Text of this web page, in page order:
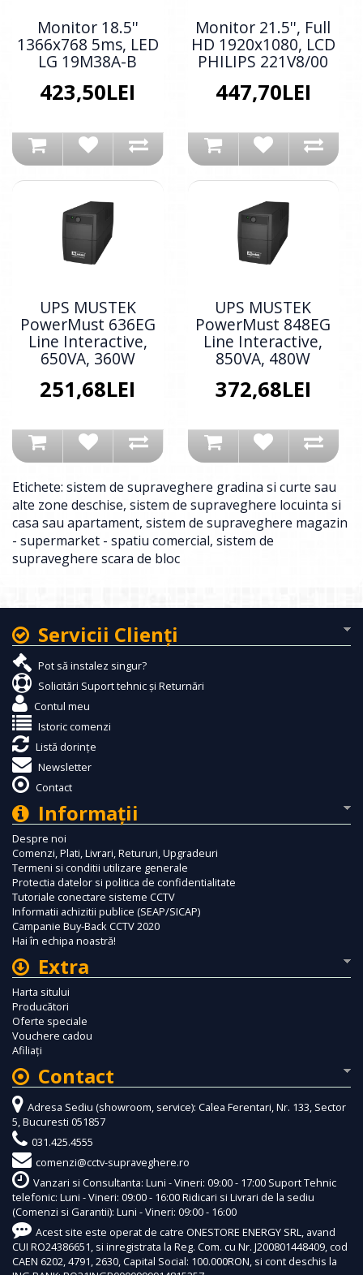
Monitor 18.5''
1366x768 5ms, LED
LG 19M38A-B
423,50LEI
Monitor 21.5'', Full
HD 1920x1080, LCD
PHILIPS 221V8/00
447,70LEI
UPS MUSTEK
PowerMust 636EG
Line Interactive,
650VA, 360W
251,68LEI
UPS MUSTEK
PowerMust 848EG
Line Interactive,
850VA, 480W
372,68LEI
Etichete: sistem de supraveghere gradina si curte sau
alte zone deschise, sistem de supraveghere locuinta si
casa sau apartament, sistem de supraveghere magazin
- supermarket - spatiu comercial, sistem de
supraveghere scara de bloc
Servicii Clienţi
Pot să instalez singur?
Solicitări Suport tehnic și Returnări
Contul meu
Istoric comenzi
Listă dorințe
Newsletter
Contact
Informaţii
Despre noi
Comenzi, Plati, Livrari, Retururi, Upgradeuri
Termeni si conditii utilizare generale
Protectia datelor si politica de confidentialitate
Tutoriale conectare sisteme CCTV
Informatii achizitii publice (SEAP/SICAP)
Campanie Buy-Back CCTV 2020
Hai în echipa noastră!
Extra
Harta sitului
Producători
Oferte speciale
Vouchere cadou
Afiliaţi
Contact
Adresa Sediu (showroom, service): Calea Ferentari, Nr. 133, Sector
5, Bucuresti 051857
031.425.4555
comenzi@cctv-supraveghere.ro
Vanzari si Consultanta: Luni - Vineri: 09:00 - 17:00 Suport Tehnic
telefonic: Luni - Vineri: 09:00 - 16:00 Ridicari si Livrari de la sediu
(Comenzi si Garantii): Luni - Vineri: 09:00 - 16:00
Acest site este operat de catre ONESTORE ENERGY SRL, avand
CUI RO24386651, si inregistrata la Reg. Com. cu Nr. J200801448409, cod
CAEN 6202, 4791, 2630, Capital Social: 100.000RON, si cont deschis la